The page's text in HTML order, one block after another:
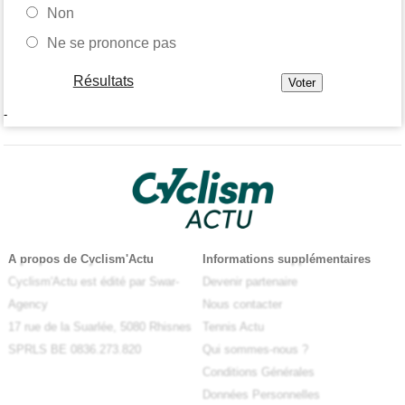
Non
Ne se prononce pas
Résultats
-
A propos de Cyclism'Actu
Cyclism'Actu est édité par Swar-
Agency
17 rue de la Suarlée, 5080 Rhisnes
SPRLS BE 0836.273.820
Informations supplémentaires
Devenir partenaire
Nous contacter
Tennis Actu
Qui sommes-nous ?
Conditions Générales
Données Personnelles